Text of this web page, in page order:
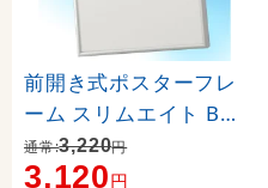
前開き式ポスターフレ
ーム スリムエイト B1
シルバー
通常:3,220円
3,120円